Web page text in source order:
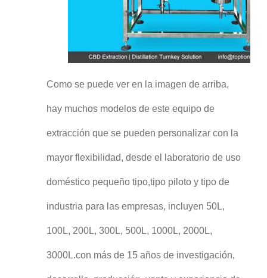
Como se puede ver en la imagen de arriba,
hay muchos modelos de este equipo de
extracción que se pueden personalizar con la
mayor flexibilidad, desde el laboratorio de uso
doméstico pequeño tipo,tipo piloto y tipo de
industria para las empresas, incluyen 50L,
100L, 200L, 300L, 500L, 1000L, 2000L,
3000L.con más de 15 años de investigación,